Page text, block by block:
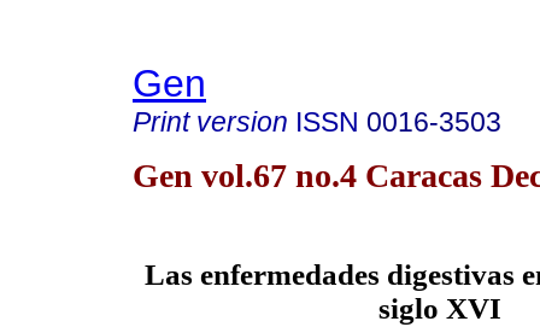
Gen
Print version ISSN 0016-3503
Gen vol.67 no.4 Caracas
Las enfermedades digestivas
siglo XVI